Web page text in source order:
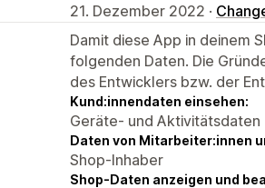
21. Dezember 2022 ·
Damit diese App in deinem
folgenden Daten. Die
des Entwicklers bzw. der
Kund:innendaten einsehen:
Geräte- und Aktivitätsdaten
Daten von Mitarbeiter:innen
Shop-Inhaber
Shop-Daten anzeigen und